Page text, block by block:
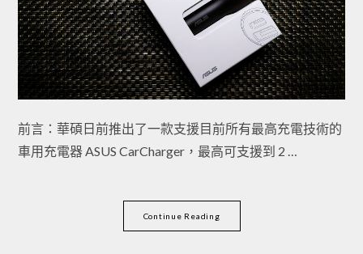
前言：華碩日前推出了一款支援目前所有最高充電技術的
車用充電器 ASUS CarCharger，最高可支援到 2 …
Continue Reading